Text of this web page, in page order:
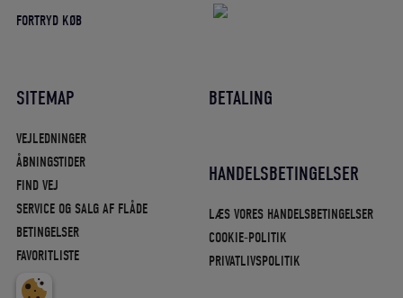
FORTRYD KØB
SITEMAP
VEJLEDNINGER
ÅBNINGSTIDER
FIND VEJ
SERVICE OG SALG AF FLÅDE
BETINGELSER
FAVORITLISTE
BETALING
HANDELSBETINGELSER
LÆS VORES HANDELSBETINGELSER
COOKIE-POLITIK
PRIVATLIVSPOLITIK